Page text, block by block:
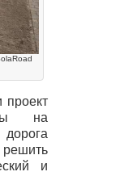
проект
на
и